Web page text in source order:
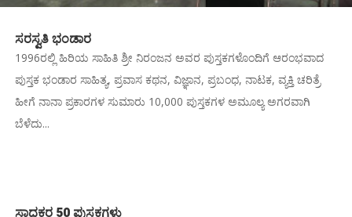
ಸರಸ್ವತಿ ಭಂಡಾರ
1996ರಲ್ಲಿ ಹಿರಿಯ ಸಾಹಿತಿ ಶ್ರೀ ನಿರಂಜನ ಅವರ ಪುಸ್ತಕಗಳೊಂದಿಗೆ ಆರಂಭವಾದ
ಪುಸ್ತಕ ಭಂಡಾರ ಸಾಹಿತ್ಯ, ಪ್ರವಾಸ ಕಥನ, ವಿಜ್ಞಾನ, ಪ್ರಬಂಧ, ನಾಟಕ, ವ್ಯಕ್ತಿ ಚರಿತ್ರೆ
ಹೀಗೆ ನಾನಾ ಪ್ರಕಾರಗಳ ಸುಮಾರು 10,000 ಪುಸ್ತಕಗಳ ಅಮೂಲ್ಯ ಅಗರವಾಗಿ
ಬೆಳೆದು...